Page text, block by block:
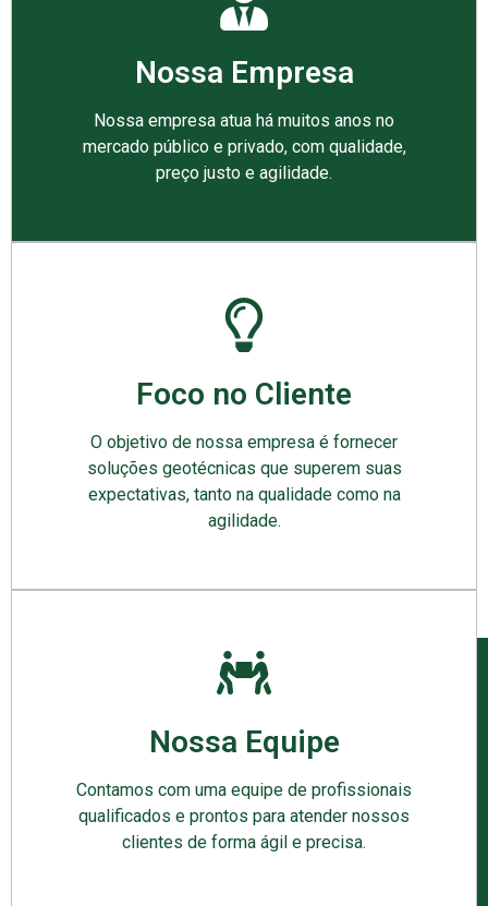
Nossa Empresa
Nossa empresa atua há muitos anos no
mercado público e privado, com qualidade,
preço justo e agilidade.
Foco no Cliente
O objetivo de nossa empresa é fornecer
soluções geotécnicas que superem suas
expectativas, tanto na qualidade como na
agilidade.
Nossa Equipe
Contamos com uma equipe de profissionais
qualificados e prontos para atender nossos
clientes de forma ágil e precisa.